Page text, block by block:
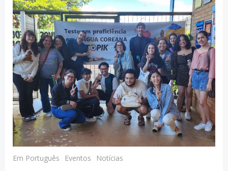
Em Português Eventos Notícias